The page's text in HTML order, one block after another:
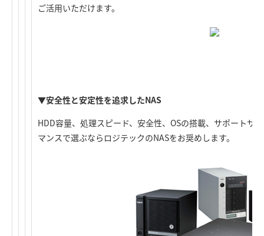
ご活用いただけます。
▼安全性と安定性を追求したNAS
HDD容量、処理スピード、安全性、OSの搭載、サポートサ
マンスで選ぶならロジテックのNASをお奨めします。